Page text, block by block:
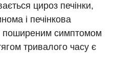
та неврології
цироз печінки,
і печінкова
поширеним симптомом
тривалого часу є